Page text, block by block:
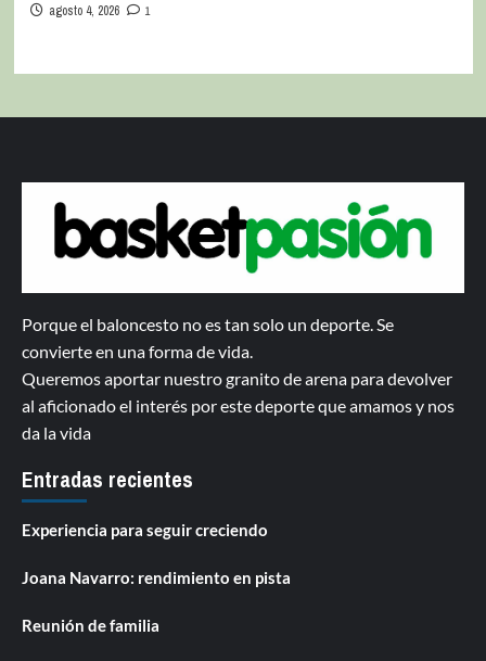
agosto 4, 2026 1
Porque el baloncesto no es tan solo un deporte. Se
convierte en una forma de vida.
Queremos aportar nuestro granito de arena para devolver
al aficionado el interés por este deporte que amamos y nos
da la vida
Entradas recientes
Experiencia para seguir creciendo
Joana Navarro: rendimiento en pista
Reunión de familia